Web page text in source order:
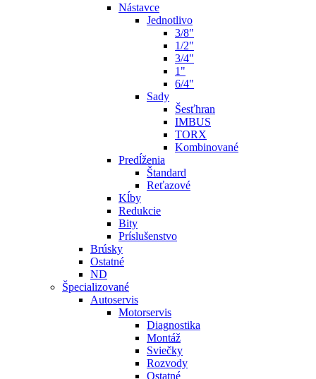
Nástavce
Jednotlivo
3/8"
1/2"
3/4"
1"
6/4"
Sady
Šesťhran
IMBUS
TORX
Kombinované
Predĺženia
Štandard
Reťazové
Kĺby
Redukcie
Bity
Príslušenstvo
Brúsky
Ostatné
ND
Špecializované
Autoservis
Motorservis
Diagnostika
Montáž
Sviečky
Rozvody
Ostatné